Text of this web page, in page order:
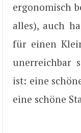
ergonomisch
alles), auch
für einen
unerreichbar
ist: eine
eine schöne